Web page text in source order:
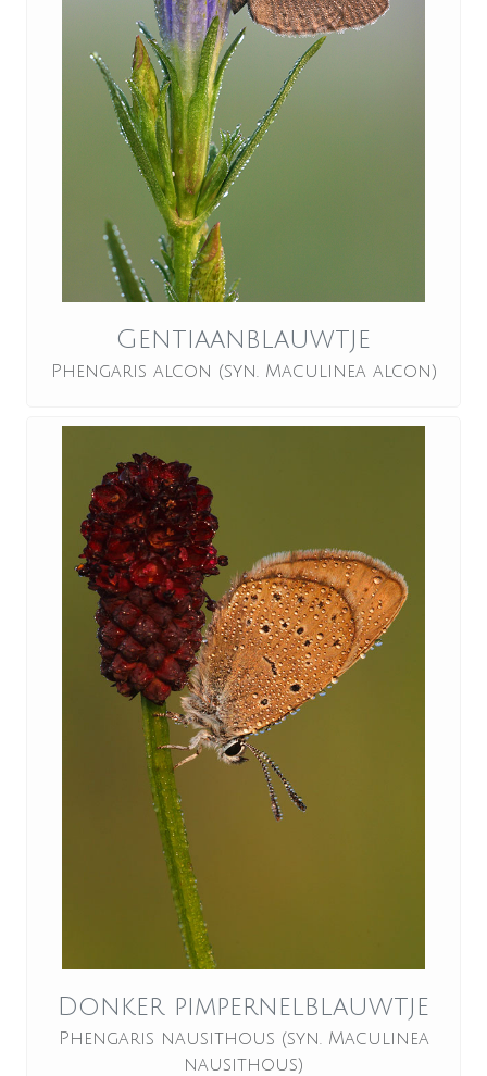
Gentiaanblauwtje
Phengaris alcon (syn. Maculinea alcon)
Donker pimpernelblauwtje
Phengaris nausithous (syn. Maculinea
nausithous)